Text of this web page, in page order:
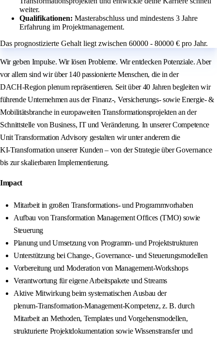
weiter.
Qualifikationen: Masterabschluss und mindestens 3 Jahre
Erfahrung im Projektmanagement.
Das prognostizierte Gehalt liegt zwischen 60000 - 80000 € pro Jahr.
Wir geben Impulse. Wir lösen Probleme. Wir entdecken Potenziale. Aber
vor allem sind wir über 140 passionierte Menschen, die in der
DACH‑Region plenum repräsentieren. Seit über 40 Jahren begleiten wir
führende Unternehmen aus der Finanz‑, Versicherungs‑ sowie Energie‑ &
Mobilitätsbranche in europaweiten Transformationsprojekten an der
Schnittstelle von Business, IT und Veränderung. In unserer Competence
Unit Transformation Advisory gestalten wir unter anderem die
KI‑Transformation unserer Kunden – von der Strategie über Governance
bis zur skalierbaren Implementierung.
Impact
Mitarbeit in großen Transformations‑ und Programmvorhaben
Aufbau von Transformation Management Offices (TMO) sowie
Steuerung
Planung und Umsetzung von Programm‑ und Projektstrukturen
Unterstützung bei Change‑, Governance‑ und Steuerungsmodellen
Vorbereitung und Moderation von Management‑Workshops
Verantwortung für eigene Arbeitspakete und Streams
Aktive Mitwirkung beim systematischen Ausbau der
plenum‑Transformation‑Management‑Kompetenz, z. B. durch
Mitarbeit an Methoden, Templates und Vorgehensmodellen,
strukturierte Projektdokumentation sowie Wissenstransfer und